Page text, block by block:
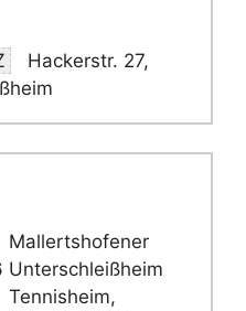
Hackerstr. 27,
Mallertshofener
Unterschleißheim
Tennisheim,